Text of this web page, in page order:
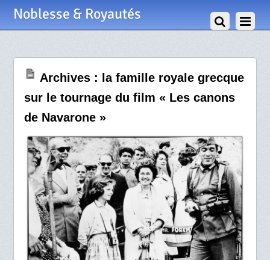
Noblesse & Royautés
Archives : la famille royale grecque
sur le tournage du film « Les canons
de Navarone »